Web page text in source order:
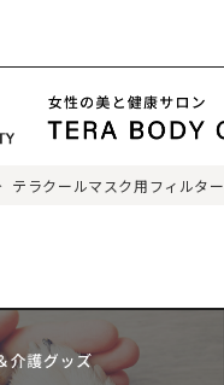
テラクールマスク用フィルター